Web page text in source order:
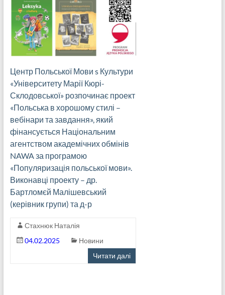
Центр Польської Мови s Культури
«Університету Марії Кюрі-
Склодовської» розпочинає проект
«Польська в хорошому стилі –
вебінари та завдання», який
фінансується Національним
агентством академічних обмінів
NAWA за програмою
«Популяризація польської мови».
Виконавці проекту – др.
Бартломєй Малішевський
(керівник групи) та д-р
Стахнюк Наталія
04.02.2025
Новини
Читати далі